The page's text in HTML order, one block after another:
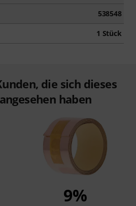
538548
1 Stück
die sich dieses
haben
9%